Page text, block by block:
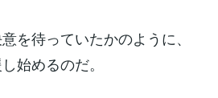
を待っていたかのように、
始めるのだ。